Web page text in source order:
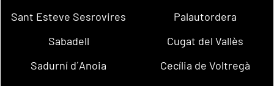
Sant Esteve Sesrovires
Palautordera
Sabadell
Cugat del Vallès
Sadurní d´Anoia
Cecília de Voltregà